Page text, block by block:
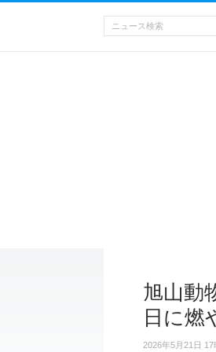
旭山動
日に燃
2026年5月21日 17